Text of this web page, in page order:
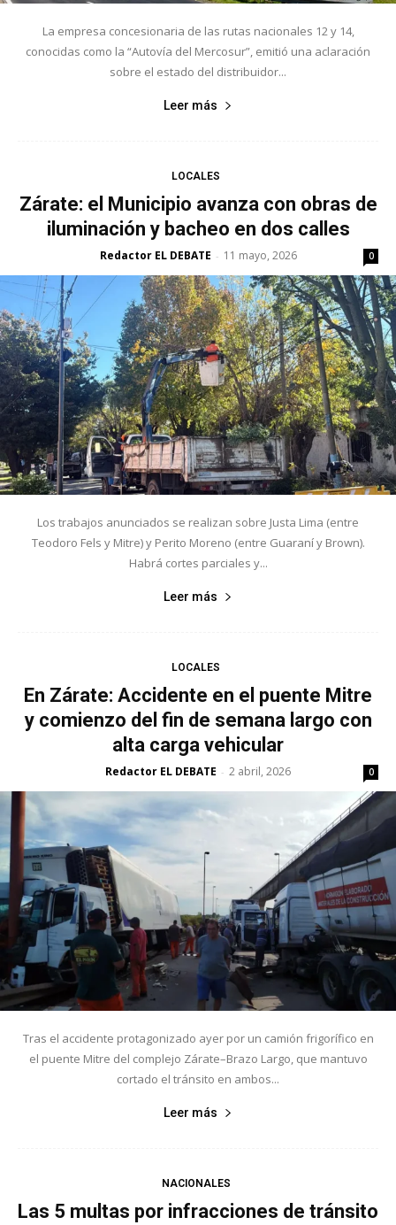
La empresa concesionaria de las rutas nacionales 12 y 14,
conocidas como la “Autovía del Mercosur”, emitió una aclaración
sobre el estado del distribuidor...
Leer más
LOCALES
Zárate: el Municipio avanza con obras de
iluminación y bacheo en dos calles
Redactor EL DEBATE - 11 mayo, 2026 0
Los trabajos anunciados se realizan sobre Justa Lima (entre
Teodoro Fels y Mitre) y Perito Moreno (entre Guaraní y Brown).
Habrá cortes parciales y...
Leer más
LOCALES
En Zárate: Accidente en el puente Mitre
y comienzo del fin de semana largo con
alta carga vehicular
Redactor EL DEBATE - 2 abril, 2026 0
Tras el accidente protagonizado ayer por un camión frigorífico en
el puente Mitre del complejo Zárate–Brazo Largo, que mantuvo
cortado el tránsito en ambos...
Leer más
NACIONALES
Las 5 multas por infracciones de tránsito